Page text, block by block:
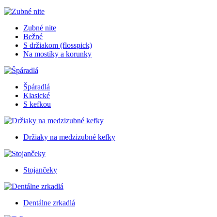
Zubné nite
Bežné
S držiakom (flosspick)
Na mostíky a korunky
Špáradlá
Klasické
S kefkou
Držiaky na medzizubné kefky
Stojančeky
Dentálne zrkadlá